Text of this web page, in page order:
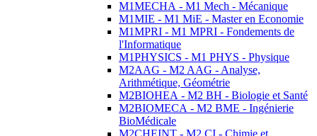
M1MECHA - M1 Mech - Mécanique
M1MIE - M1 MiE - Master en Economie
M1MPRI - M1 MPRI - Fondements de
l'Informatique
M1PHYSICS - M1 PHYS - Physique
M2AAG - M2 AAG - Analyse,
Arithmétique, Géométrie
M2BIOHEA - M2 BH - Biologie et Santé
M2BIOMECA - M2 BME - Ingénierie
BioMédicale
M2CHEINT - M2 CI - Chimie et